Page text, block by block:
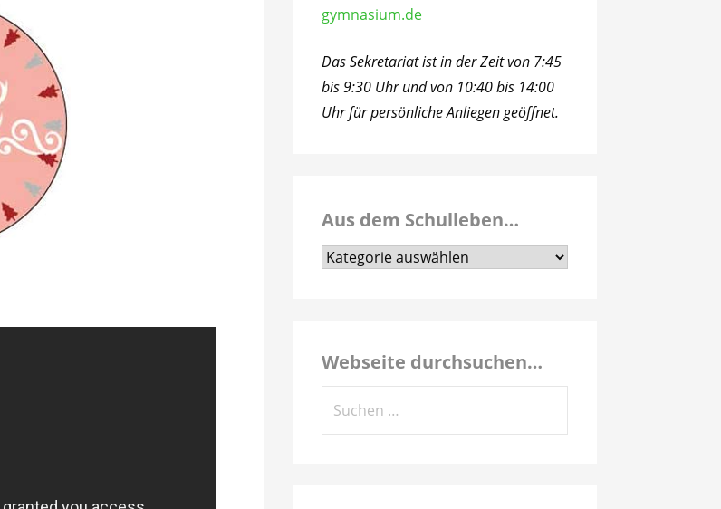
gymnasium.de
Das Sekretariat ist in der Zeit von 7:45
bis 9:30 Uhr und von 10:40 bis 14:00
Uhr für persönliche Anliegen geöffnet.
Aus dem Schulleben…
Aus
Webseite durchsuchen…